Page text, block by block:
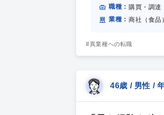
職種： 購買・調達
業種： 商社（食品
#異業種への転職
46歳 / 男性 /